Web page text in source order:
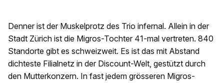
Denner ist der Muskelprotz des Trio infernal. Allein in der
Stadt Zürich ist die Migros-Tochter 41-mal vertreten. 840
Standorte gibt es schweizweit. Es ist das mit Abstand
dichteste Filialnetz in der Discount-Welt, gestützt durch
den Mutterkonzern. In fast jedem grösseren Migros-